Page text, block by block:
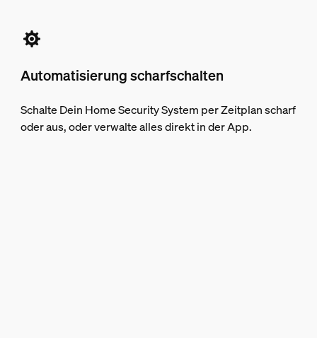
Automatisierung scharfschalten
Schalte Dein Home Security System per Zeitplan scharf
oder aus, oder verwalte alles direkt in der App.